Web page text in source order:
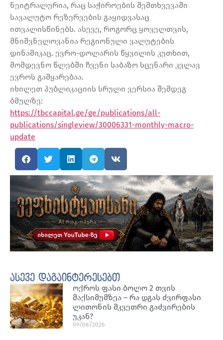
ნეიტრალურია, რაც საჭიროების შემთხვევაში
სავალუტო რეზერვების გაყიდვასაც
ითვალისწინებს. ასევე, როგორც ყოველთვის,
მნიშვნელოვანია რეგიონული ვალუტების
დინამიკაც. ევრო-დოლარის წყვილის კუთხით,
მომდევნო წლებში ჩვენი საბაზო სცენარი კვლავ
ევროს გამყარებაა.
იხილეთ პუბლიკაციის სრული ვერსია შემდეგ
ბმულზე:
https://tbccapital.ge/ge/publications/all-
publications/singleview/30006331-monthly-macro-
update
ასევე დაგაინტერესებთ
ოქროს ფასი ბოლო 2 თვის
მაქსიმუმზეა – რა დგას ძვირფასი
ლითონის მკვეთრი გაძვირების
უკან?
09/08/2026